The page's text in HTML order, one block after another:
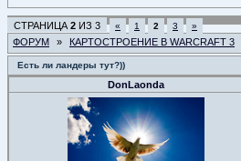
СТРАНИЦА 2 ИЗ 3 « 1 2 3 »
ФОРУМ » КАРТОСТРОЕНИЕ В WARCRAFT 3
Есть ли ландеры тут?))
DonLaonda